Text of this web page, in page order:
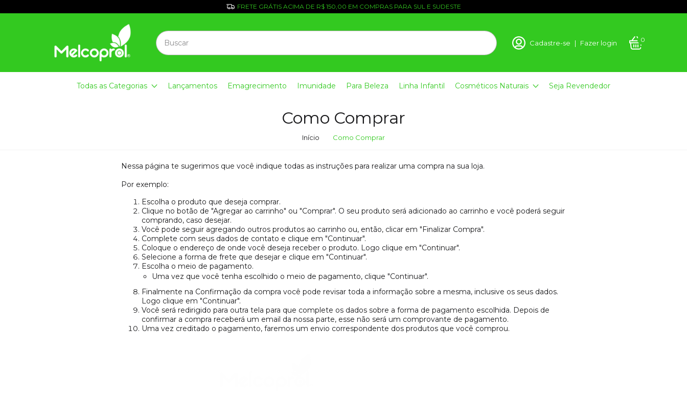
FRETE GRÁTIS ACIMA DE R$ 150,00 EM COMPRAS PARA SUL E SUDESTE
Cadastre-se | Fazer login 0
Todas as Categorias Lançamentos Emagrecimento Imunidade Para Beleza Linha Infantil Cosméticos Naturais Seja Revendedor
Como Comprar
Início Como Comprar
Nessa página te sugerimos que você indique todas as instruções para realizar uma compra na sua loja.
Por exemplo:
Escolha o produto que deseja comprar.
Clique no botão de "Agregar ao carrinho" ou "Comprar". O seu produto será adicionado ao carrinho e você poderá seguir
comprando, caso desejar.
Você pode seguir agregando outros produtos ao carrinho ou, então, clicar em "Finalizar Compra".
Complete com seus dados de contato e clique em "Continuar".
Coloque o endereço de onde você deseja receber o produto. Logo clique em "Continuar".
Selecione a forma de frete que desejar e clique em "Continuar".
Escolha o meio de pagamento.
Uma vez que você tenha escolhido o meio de pagamento, clique "Continuar".
Finalmente na Confirmação da compra você pode revisar toda a informação sobre a mesma, inclusive os seus dados.
Logo clique em "Continuar".
Você será redirigido para outra tela para que complete os dados sobre a forma de pagamento escolhida. Depois de
confirmar a compra receberá um email da nossa parte, esse não será um comprovante de pagamento.
Uma vez creditado o pagamento, faremos um envio correspondente dos produtos que você comprou.